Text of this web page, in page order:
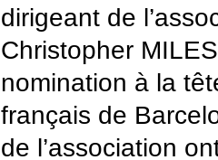
dirigeant de
Christopher
nomination à la
français de
de l’association